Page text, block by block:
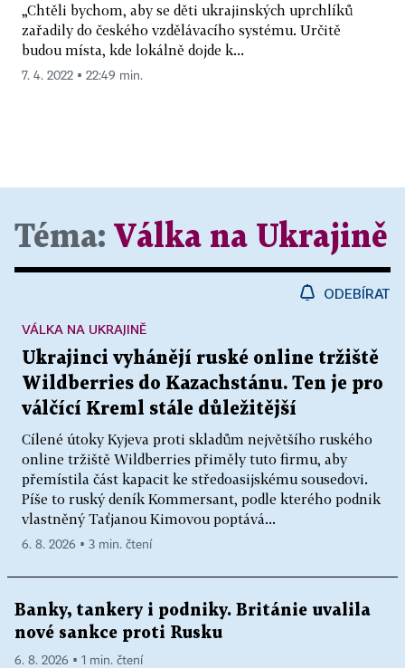
„Chtěli bychom, aby se děti ukrajinských uprchlíků
zařadily do českého vzdělávacího systému. Určitě
budou místa, kde lokálně dojde k...
7. 4. 2022 ▪ 22:49 min.
Téma: Válka na Ukrajině
ODEBÍRAT
Ukrajinci vyhánějí ruské online tržiště
Wildberries do Kazachstánu. Ten je pro
válčící Kreml stále důležitější
Cílené útoky Kyjeva proti skladům největšího ruského
online tržiště Wildberries přiměly tuto firmu, aby
přemístila část kapacit ke středoasijskému sousedovi.
Píše to ruský deník Kommersant, podle kterého podnik
vlastněný Taťjanou Kimovou poptává...
VÁLKA NA UKRAJINĚ
6. 8. 2026 ▪ 3 min. čtení
Banky, tankery i podniky. Británie uvalila
nové sankce proti Rusku
6. 8. 2026 ▪ 1 min. čtení